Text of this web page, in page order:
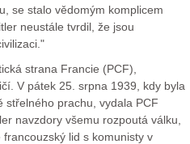
se stalo vědomým komplicem
neustále tvrdil, že jsou
strana Francie (PCF),
V pátek 25. srpna 1939, kdy byla
střelného prachu, vydala PCF
navzdory všemu rozpoutá válku,
lid s komunisty v